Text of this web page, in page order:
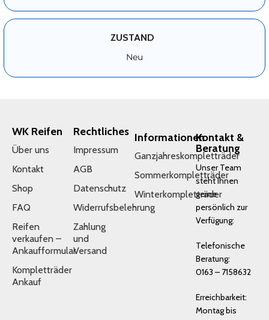
ZUSTAND
Neu
WK Reifen
Über uns
Kontakt
Shop
FAQ
Reifen
verkaufen –
Ankaufformular
Kompletträder
Ankauf
Rechtliches
Impressum
AGB
Datenschutz
Widerrufsbelehrung
Zahlung
und
Versand
Informationen
Ganzjahreskompletträder
Sommerkompletträder
Winterkompletträder
Kontakt &
Beratung
Unser Team
steht Ihnen
gerne
persönlich zur
Verfügung:
Telefonische
Beratung:
0163 – 7158632
Erreichbarkeit:
Montag bis